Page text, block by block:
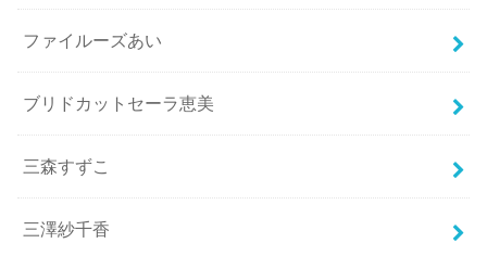
ファイルーズあい
ブリドカットセーラ恵美
三森すずこ
三澤紗千香